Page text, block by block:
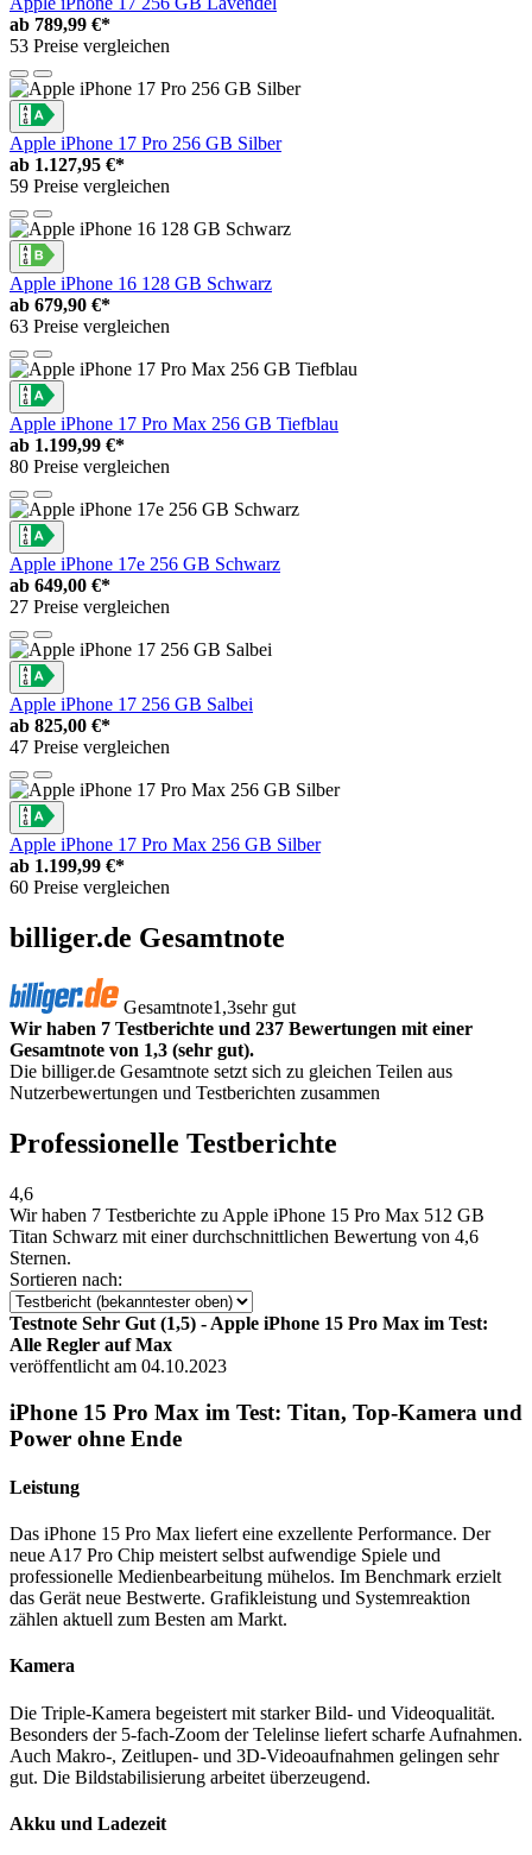
ab 789,99 €*
53 Preise vergleichen
Apple iPhone 17 Pro 256 GB Silber
ab 1.127,95 €*
59 Preise vergleichen
Apple iPhone 16 128 GB Schwarz
ab 679,90 €*
63 Preise vergleichen
Apple iPhone 17 Pro Max 256 GB Tiefblau
ab 1.199,99 €*
80 Preise vergleichen
Apple iPhone 17e 256 GB Schwarz
ab 649,00 €*
27 Preise vergleichen
Apple iPhone 17 256 GB Salbei
ab 825,00 €*
47 Preise vergleichen
Apple iPhone 17 Pro Max 256 GB Silber
ab 1.199,99 €*
60 Preise vergleichen
billiger.de Gesamtnote
Gesamtnote1,3sehr gut
Wir haben 7 Testberichte und 237 Bewertungen mit einer
Gesamtnote von 1,3 (sehr gut).
Die billiger.de Gesamtnote setzt sich zu gleichen Teilen aus
Nutzerbewertungen und Testberichten zusammen
Professionelle Testberichte
4,6
Wir haben 7 Testberichte zu Apple iPhone 15 Pro Max 512 GB
Titan Schwarz mit einer durchschnittlichen Bewertung von 4,6
Sternen.
Sortieren nach:
Testnote Sehr Gut (1,5) - Apple iPhone 15 Pro Max im Test:
Alle Regler auf Max
veröffentlicht am 04.10.2023
iPhone 15 Pro Max im Test: Titan, Top-Kamera und
Power ohne Ende
Leistung
Das iPhone 15 Pro Max liefert eine exzellente Performance. Der
neue A17 Pro Chip meistert selbst aufwendige Spiele und
professionelle Medienbearbeitung mühelos. Im Benchmark erzielt
das Gerät neue Bestwerte. Grafikleistung und Systemreaktion
zählen aktuell zum Besten am Markt.
Kamera
Die Triple-Kamera begeistert mit starker Bild- und Videoqualität.
Besonders der 5-fach-Zoom der Telelinse liefert scharfe Aufnahmen.
Auch Makro-, Zeitlupen- und 3D-Videoaufnahmen gelingen sehr
gut. Die Bildstabilisierung arbeitet überzeugend.
Akku und Ladezeit